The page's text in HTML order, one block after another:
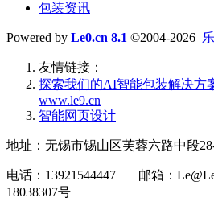
包装资讯
Powered by Le0.cn 8.1 ©2004-2026
友情链接：
探索我们的‌AI智能包装解决方
www.le9.cn
智能网页设计
地址：无锡市锡山区芙蓉六路中段
电话：13921544447 邮箱：
18038307号